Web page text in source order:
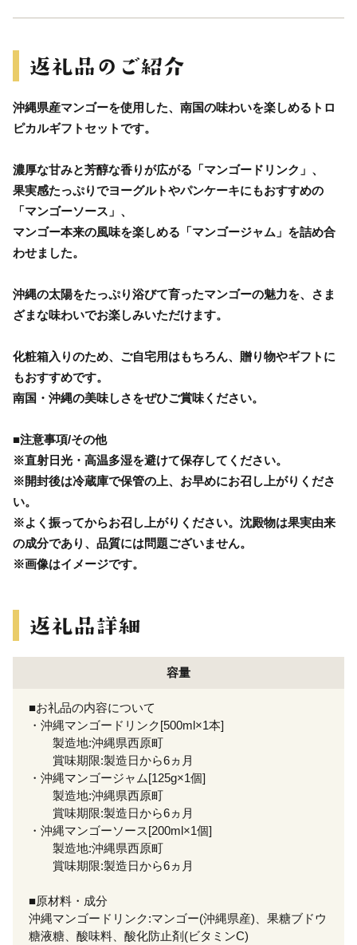
沖縄県産マンゴーを使用した、南国の味わいを楽しめるトロ
ピカルギフトセットです。
濃厚な甘みと芳醇な香りが広がる「マンゴードリンク」、
果実感たっぷりでヨーグルトやパンケーキにもおすすめの
「マンゴーソース」、
マンゴー本来の風味を楽しめる「マンゴージャム」を詰め合
わせました。
沖縄の太陽をたっぷり浴びて育ったマンゴーの魅力を、さま
ざまな味わいでお楽しみいただけます。
化粧箱入りのため、ご自宅用はもちろん、贈り物やギフトに
もおすすめです。
南国・沖縄の美味しさをぜひご賞味ください。
■注意事項/その他
※直射日光・高温多湿を避けて保存してください。
※開封後は冷蔵庫で保管の上、お早めにお召し上がりくださ
い。
※よく振ってからお召し上がりください。沈殿物は果実由来
の成分であり、品質には問題ございません。
※画像はイメージです。
容量
■お礼品の内容について
・沖縄マンゴードリンク[500ml×1本]
製造地:沖縄県西原町
賞味期限:製造日から6ヵ月
・沖縄マンゴージャム[125g×1個]
製造地:沖縄県西原町
賞味期限:製造日から6ヵ月
・沖縄マンゴーソース[200ml×1個]
製造地:沖縄県西原町
賞味期限:製造日から6ヵ月
■原材料・成分
沖縄マンゴードリンク:マンゴー(沖縄県産)、果糖ブドウ
糖液糖、酸味料、酸化防止剤(ビタミンC)